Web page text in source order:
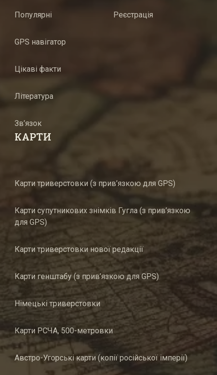
Популярні
GPS навігатор
Цікаві факти
Література
Зв’язок
Реєстрація
КАРТИ
Карти триверстовки (з прив’язкою для GPS)
Карти супутникових знімків Гугла (з прив’язкою
для GPS)
Карти триверстовки нової редакції
Карти генштабу (з прив’язкою для GPS)
Німецькі триверстовки
Карти РСЧА, 500-метровки
Австро-Угорські карти (копії російської імперії)